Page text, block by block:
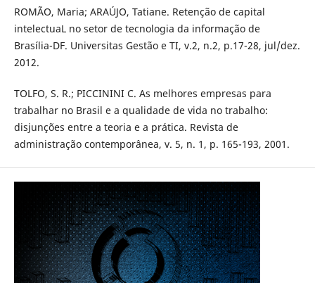
ROMÃO, Maria; ARAÚJO, Tatiane. Retenção de capital
intelectuaL no setor de tecnologia da informação de
Brasília-DF. Universitas Gestão e TI, v.2, n.2, p.17-28, jul/dez.
2012.
TOLFO, S. R.; PICCININI C. As melhores empresas para
trabalhar no Brasil e a qualidade de vida no trabalho:
disjunções entre a teoria e a prática. Revista de
administração contemporânea, v. 5, n. 1, p. 165-193, 2001.